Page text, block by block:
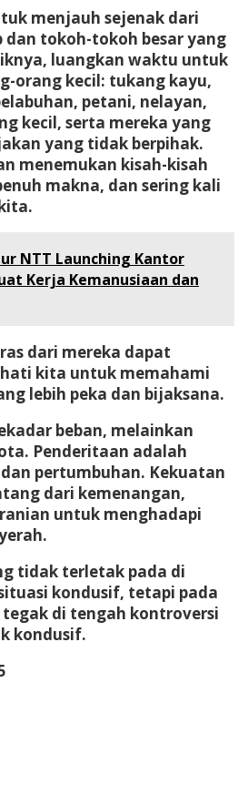
menjauh sejenak dari
dan tokoh-tokoh besar yang
luangkan waktu untuk
orang kecil: tukang kayu,
petani, nelayan,
kecil, serta mereka yang
yang tidak berpihak.
menemukan kisah-kisah
makna, dan sering kali
NTT Launching Kantor
Kerja Kemanusiaan dan
dari mereka dapat
kita untuk memahami
lebih peka dan bijaksana.
beban, melainkan
Penderitaan adalah
pertumbuhan. Kekuatan
dari kemenangan,
untuk menghadapi
tidak terletak pada di
kondusif, tetapi pada
di tengah kontroversi
kondusif.